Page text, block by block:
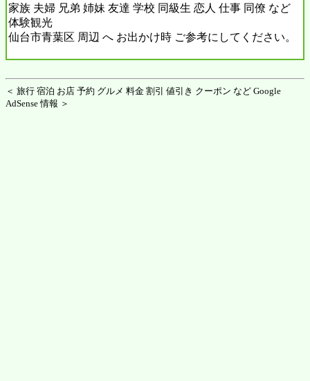
家族 夫婦 兄弟 姉妹 友達 学校 同級生 恋人 仕事 同僚 など
体験観光
仙台市青葉区 周辺 へ お出かけ時 ご参考にしてください。
＜ 旅行 宿泊 お店 予約 グルメ 料金 割引 値引き クーポン など Google
AdSense 情報 ＞